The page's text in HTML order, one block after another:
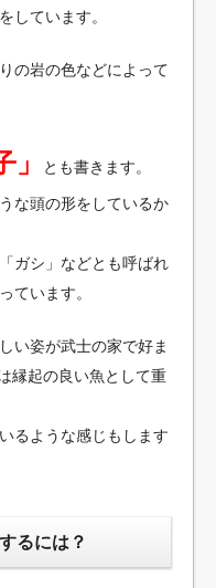
しています。
の岩の色などによって
」 とも書きます。
な頭の形をしているか
ガシ」などとも呼ばれ
ています。
い姿が武士の家で好ま
縁起の良い魚として重
るような感じもします
るには？